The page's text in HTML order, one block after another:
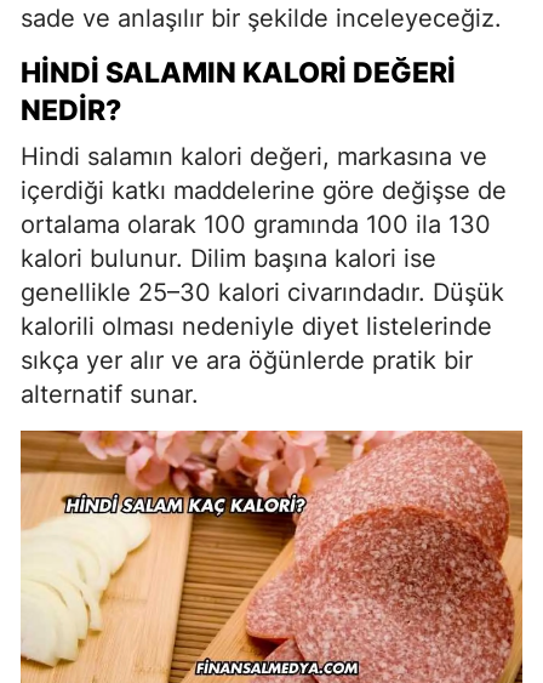
sade ve anlaşılır bir şekilde inceleyeceğiz.
HINDI SALAMIN KALORI DEĞERI
NEDIR?
Hindi salamın kalori değeri, markasına ve
içerdiği katkı maddelerine göre değişse de
ortalama olarak 100 gramında 100 ila 130
kalori bulunur. Dilim başına kalori ise
genellikle 25–30 kalori civarındadır. Düşük
kalorili olması nedeniyle diyet listelerinde
sıkça yer alır ve ara öğünlerde pratik bir
alternatif sunar.